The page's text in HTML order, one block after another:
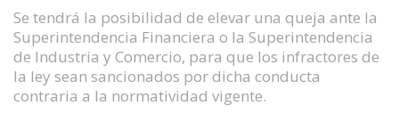
Se tendrá la posibilidad de elevar una queja ante la
Superintendencia Financiera o la Superintendencia
de Industria y Comercio, para que los infractores de
la ley sean sancionados por dicha conducta
contraria a la normatividad vigente.